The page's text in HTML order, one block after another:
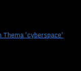
Thema 'cyberspace'